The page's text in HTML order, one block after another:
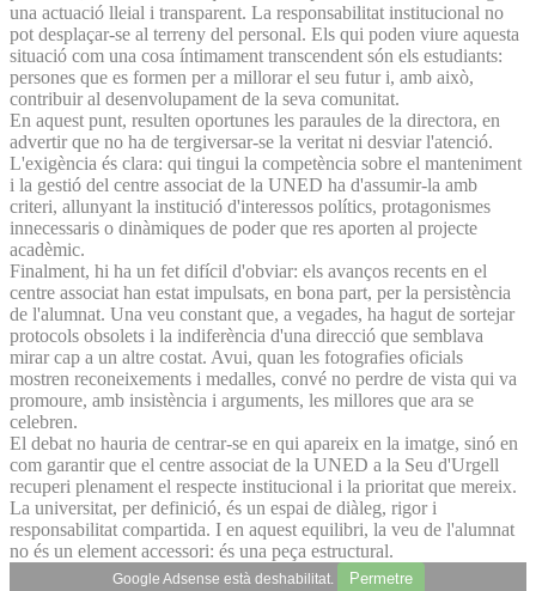
una actuació lleial i transparent. La responsabilitat institucional no
pot desplaçar-se al terreny del personal. Els qui poden viure aquesta
situació com una cosa íntimament transcendent són els estudiants:
persones que es formen per a millorar el seu futur i, amb això,
contribuir al desenvolupament de la seva comunitat.
En aquest punt, resulten oportunes les paraules de la directora, en
advertir que no ha de tergiversar-se la veritat ni desviar l'atenció.
L'exigència és clara: qui tingui la competència sobre el manteniment
i la gestió del centre associat de la UNED ha d'assumir-la amb
criteri, allunyant la institució d'interessos polítics, protagonismes
innecessaris o dinàmiques de poder que res aporten al projecte
acadèmic.
Finalment, hi ha un fet difícil d'obviar: els avanços recents en el
centre associat han estat impulsats, en bona part, per la persistència
de l'alumnat. Una veu constant que, a vegades, ha hagut de sortejar
protocols obsolets i la indiferència d'una direcció que semblava
mirar cap a un altre costat. Avui, quan les fotografies oficials
mostren reconeixements i medalles, convé no perdre de vista qui va
promoure, amb insistència i arguments, les millores que ara se
celebren.
El debat no hauria de centrar-se en qui apareix en la imatge, sinó en
com garantir que el centre associat de la UNED a la Seu d'Urgell
recuperi plenament el respecte institucional i la prioritat que mereix.
La universitat, per definició, és un espai de diàleg, rigor i
responsabilitat compartida. I en aquest equilibri, la veu de l'alumnat
no és un element accessori: és una peça estructural.
Google Adsense està deshabilitat. Permetre